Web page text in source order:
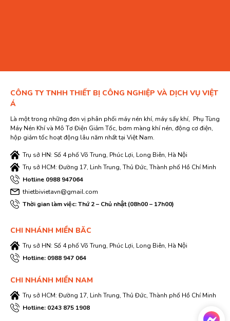
CÔNG TY TNHH THIẾT BỊ CÔNG NGHIỆP VÀ DỊCH VỤ VIỆT
Á
Là một trong những đơn vị phân phối máy nén khí, máy sấy khí, Phụ Tùng
Máy Nén Khí và Mô Tơ Điện Giảm Tốc, bơm màng khí nén, động cơ điện,
hộp giảm tốc hoạt động lâu năm nhất tại Việt Nam.
Trụ sở HN: Số 4 phố Võ Trung, Phúc Lợi, Long Biên, Hà Nội
Trụ sở HCM: Đường 17, Linh Trung, Thủ Đức, Thành phố Hồ Chí Minh
Hotline 0988 947064
thietbivietavn@gmail.com
Thời gian làm việc: Thứ 2 – Chủ nhật (08h00 – 17h00)
CHI NHÁNH MIỀN BĂC
Trụ sở HN: Số 4 phố Võ Trung, Phúc Lợi, Long Biên, Hà Nội
Hotline: 0988 947 064
CHI NHÁNH MIỀN NAM
Trụ sở HCM: Đường 17, Linh Trung, Thủ Đức, Thành phố Hồ Chí Minh
Hotline: 0243 875 1908